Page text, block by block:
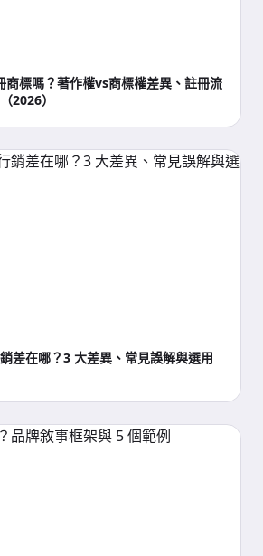
標嗎？著作權vs商標權差異、註冊流
2026）
差在哪？3 大差異、常見誤解與選用